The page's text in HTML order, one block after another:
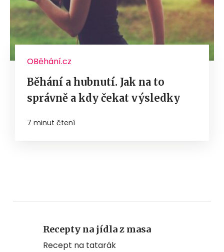
OBěhání.cz
Běhání a hubnutí. Jak na to
správně a kdy čekat výsledky
7 minut čtení
Recepty na jídla z masa
Recept na tatarák